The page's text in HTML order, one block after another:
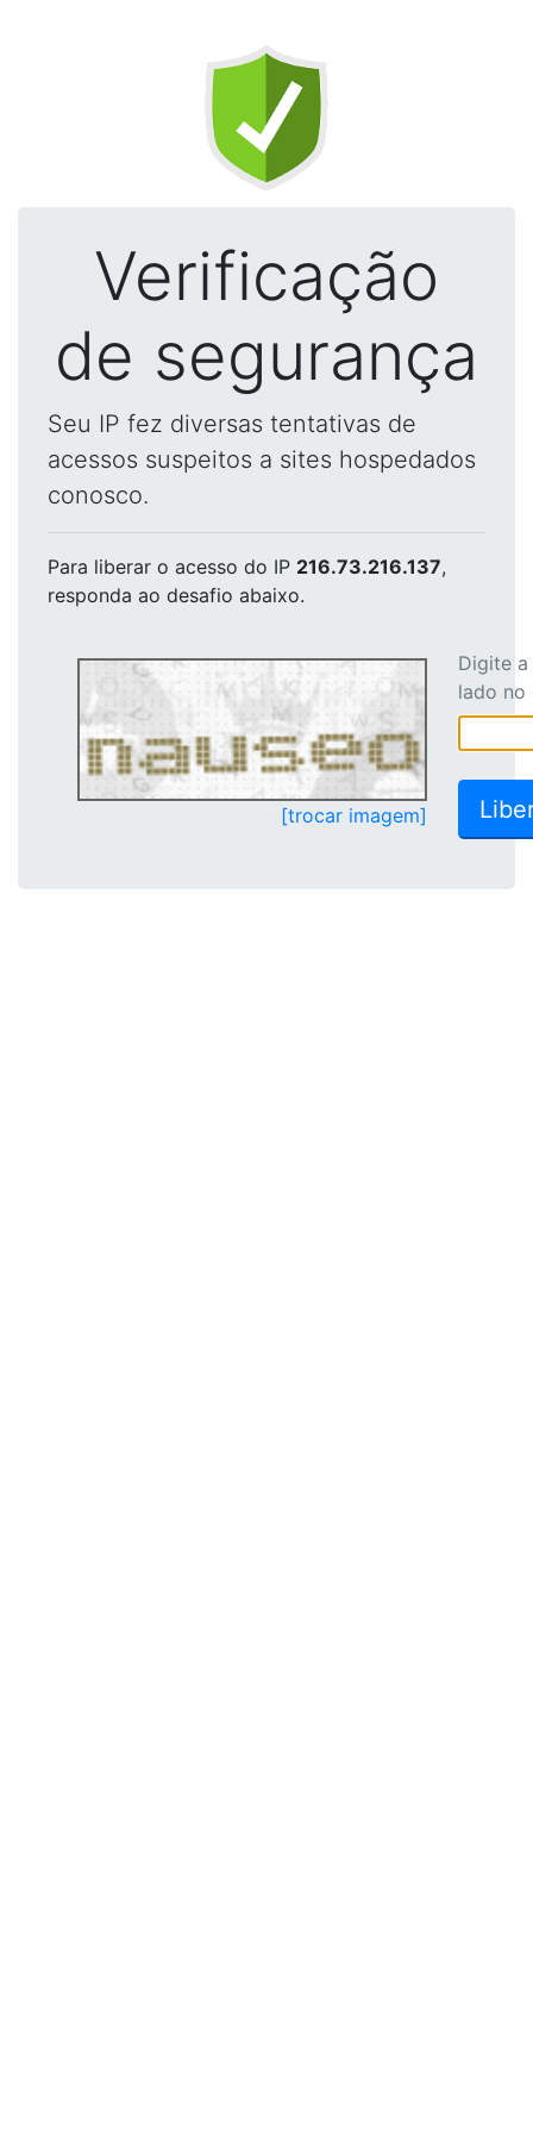
Verificação
de segurança
Seu IP fez diversas tentativas de
acessos suspeitos a sites hospedados
conosco.
Para liberar o acesso do IP 216.73.216.137,
responda ao desafio abaixo.
[trocar imagem]
Digite
lado no